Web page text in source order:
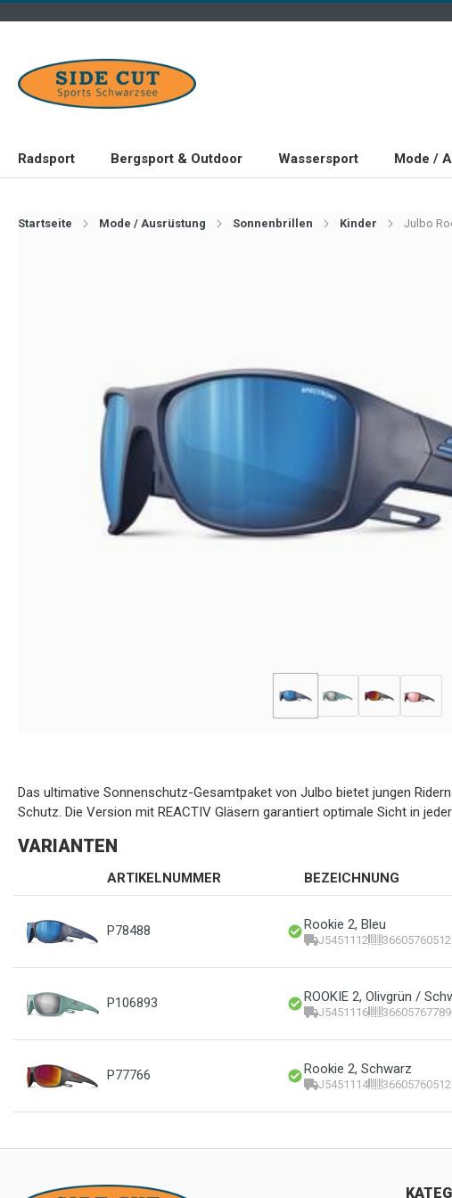
Radsport Bergsport & Outdoor Wassersport Mode /
Startseite Mode / Ausrüstung Sonnenbrillen Kinder Julbo
Das ultimative Sonnenschutz-Gesamtpaket von Julbo bietet jungen
Schutz. Die Version mit REACTIV Gläsern garantiert optimale Sicht in
VARIANTEN
ARTIKELNUMMER BEZEICHNUNG
P78488 Rookie 2, Bleu
J5451112
P106893 ROOKIE 2, Olivgrün /
J5451116
P77766 Rookie 2, Schwarz
J5451114